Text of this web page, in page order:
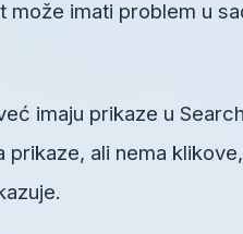
imati problem u
imaju prikaze u
ali nema